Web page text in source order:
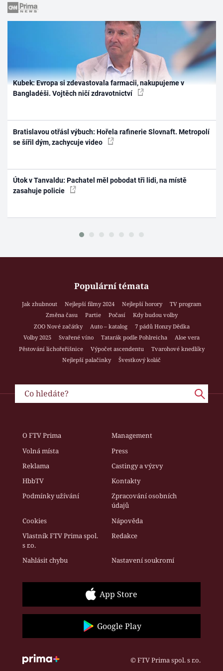
Kubek: Evropa si zdevastovala farmacii, nakupujeme v
Bangladéši. Vojtěch ničí zdravotnictví
Bratislavou otřásl výbuch: Hořela rafinerie Slovnaft. Metropolí
se šířil dým, zachycuje video
Útok v Tanvaldu: Pachatel měl pobodat tři lidi, na místě
zasahuje policie
Populární témata
Jak zhubnout Nejlepší filmy 2024 Nejlepší horory
TV program
Změna času
Partie Počasí
Kdy budou volby
ZOO Nové začátky
Auto – katalog
7 pádů Honzy Dědka
Volby 2025
Svařené víno Tatarák podle Pohlreicha
Aloe vera
Pěstování lichořeřišnice
Výpočet ascendentu
Tvarohové knedlíky
Nejlepší palačinky
Švestkový koláč
O FTV Prima
Management
Volná místa
Press
Reklama
Castingy a výzvy
HbbTV
Kontakty
Podmínky užívání
Zpracování osobních
údajů
Cookies
Nápověda
Vlastník FTV Prima spol.
s r.o.
Redakce
Nahlásit chybu Nastavení soukromí
App Store
Google Play
© FTV Prima spol. s r.o.